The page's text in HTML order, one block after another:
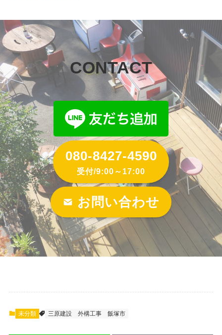
CONTACT
080-8427-4590
受付/9:00～17:00
お問い合わせ
未分類 三原建設 外構工事 飯塚市